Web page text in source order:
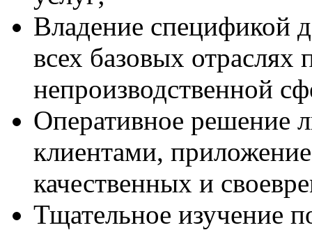
Владение спецификой
всех базовых
непроизводственной
Оперативное решение
клиентами,
качественных и
Тщательное изучение